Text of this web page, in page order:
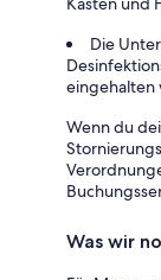
Die
eingehalten
Wenn du
Was wir